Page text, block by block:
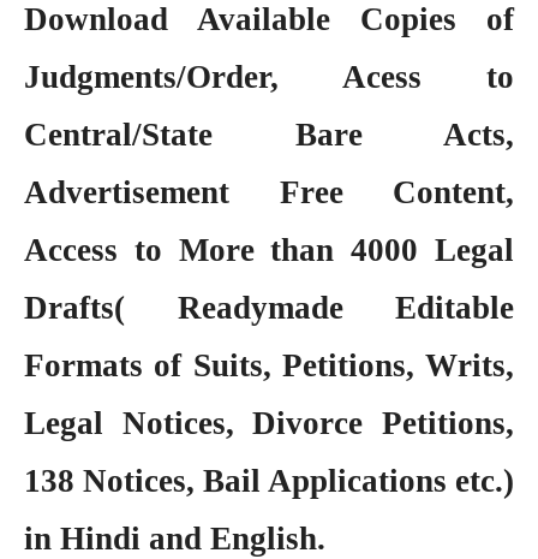
Download Available Copies of
Judgments/Order, Acess to
Central/State Bare Acts,
Advertisement Free Content,
Access to More than 4000 Legal
Drafts( Readymade Editable
Formats of Suits, Petitions, Writs,
Legal Notices, Divorce Petitions,
138 Notices, Bail Applications etc.)
in Hindi and English.